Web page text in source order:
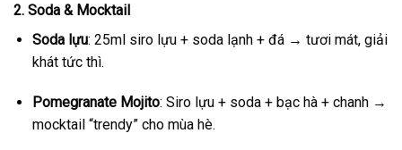
2. Soda & Mocktail
Soda lựu: 25ml siro lựu + soda lạnh + đá → tươi mát, giải
khát tức thì.
Pomegranate Mojito: Siro lựu + soda + bạc hà + chanh →
mocktail “trendy” cho mùa hè.